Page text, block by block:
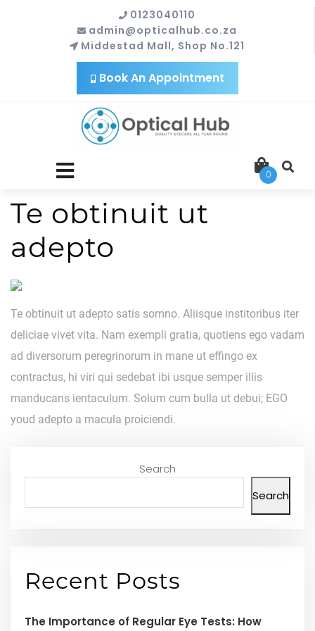
0123040110
admin@opticalhub.co.za
Middestad Mall, Shop No.121
Book An Appointment
close
menu
0
Te obtinuit ut
adepto
Te obtinuit ut adepto satis somno. Aliisque institoribus iter
deliciae vivet vita. Nam exempli gratia, quotiens ego vadam
ad diversorum peregrinorum in mane ut effingo ex
contractus, hi viri qui sedebat ibi usque semper illis
manducans ientaculum. Solum cum bulla ut debui; EGO
youd adepto a macula proiciendi.
Search
Search
Recent Posts
The Importance of Regular Eye Tests: How